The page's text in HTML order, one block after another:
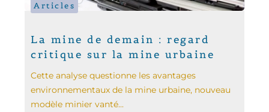
Articles
La mine de demain : regard
critique sur la mine urbaine
Cette analyse questionne les avantages
environnementaux de la mine urbaine, nouveau
modèle minier vanté...